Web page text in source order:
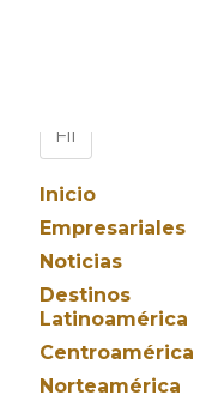
Inicio
Empresariales
Noticias
Destinos
Latinoamérica
Centroamérica
Norteamérica